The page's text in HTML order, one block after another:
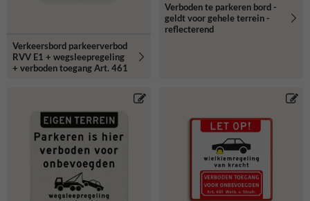
Verkeersbord parkeerverbod
RVV E1 + wegsleepregeling
+ verboden toegang Art. 461
Verboden te parkeren bord -
geldt voor gehele terrein -
reflecterend